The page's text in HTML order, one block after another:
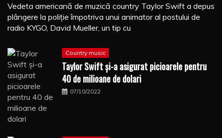
Vedeta americană de muzică country Taylor Swift a depus
plângere la poliţie împotriva unui animator al postului de
radio KYGO, David Mueller, un tip cu
Country music
Taylor Swift şi-a asigurat picioarele pentru
40 de milioane de dolari
07/10/2022